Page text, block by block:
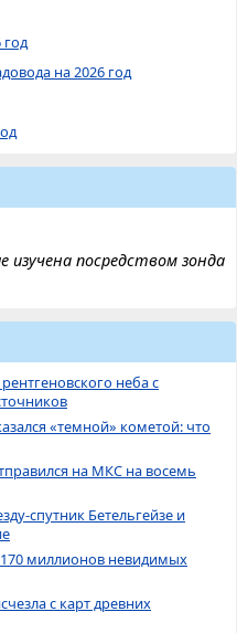
на 2026 год
изучена посредством зонда
неба с
«темной» кометой: что
на МКС на восемь
спутник Бетельгейзе и
миллионов невидимых
с карт древних